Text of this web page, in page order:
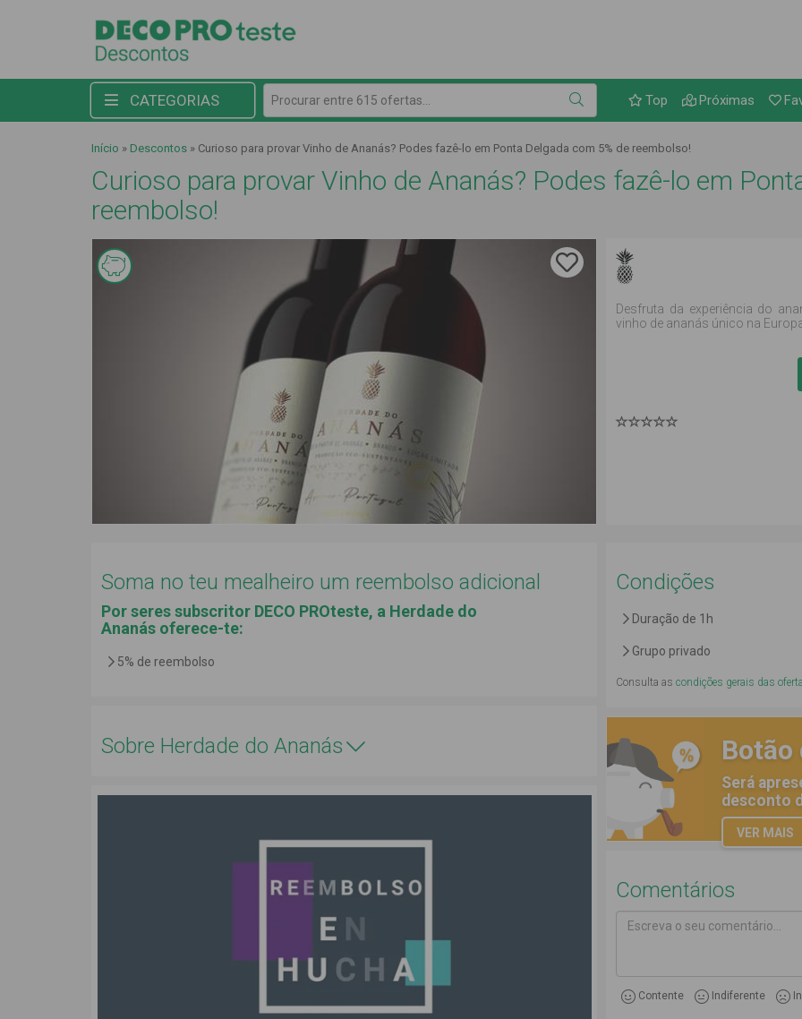
CATEGORIAS Procurar entre 615 ofertas... Link para as ofertas
Próximas
Top
Início » Descontos » Curioso para provar Vinho de Ananás? Podes fazê-lo em Ponta Delgada com 5% de reembolso!
Curioso para provar Vinho de Ananás? Podes fazê-lo em
reembolso!
Desfruta da experiência do
vinho de ananás único na
Soma no teu mealheiro um reembolso adicional
Por seres subscritor DECO PROteste, a Herdade do
Ananás oferece-te:
5% de reembolso
Sobre Herdade do Ananás
Condições
Duração de 1h
Grupo privado
Consulta as condições gerais das
Botão
Será
desconto
VER MAIS
Comentários
Contente Indiferente